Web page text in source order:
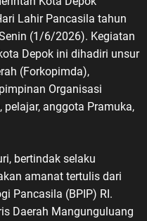
Lahir Pancasila tahun
(1/6/2026). Kegiatan
Depok ini dihadiri unsur
(Forkopimda),
Organisasi
pelajar, anggota Pramuka,
bertindak selaku
amanat tertulis dari
Pancasila (BPIP) RI.
Daerah Mangunguluang